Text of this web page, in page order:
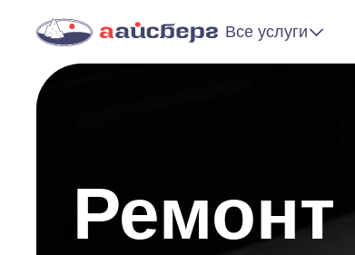
Все услуги